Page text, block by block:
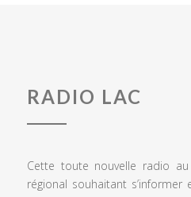
RADIO LAC
Cette toute nouvelle radio
régional souhaitant